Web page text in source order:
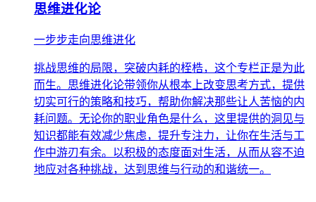
思维进化论
一步步走向思维进化
挑战思维的局限，突破内耗的桎梏，这个专栏正是为此
而生。思维进化论带领你从根本上改变思考方式，提供
切实可行的策略和技巧，帮助你解决那些让人苦恼的内
耗问题。无论你的职业角色是什么，这里提供的洞见与
知识都能有效减少焦虑，提升专注力，让你在生活与工
作中游刃有余。以积极的态度面对生活，从而从容不迫
地应对各种挑战，达到思维与行动的和谐统一。